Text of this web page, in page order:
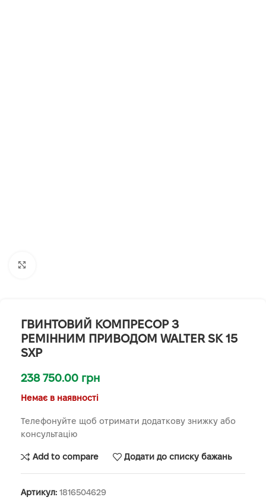
ГВИНТОВИЙ КОМПРЕСОР З
РЕМІННИМ ПРИВОДОМ WALTER SK 15
SXP
238 750.00 грн
Немає в наявності
Телефонуйте щоб отримати додаткову знижку або
консультацію
Add to compare Додати до списку бажань
Артикул: 1816504629